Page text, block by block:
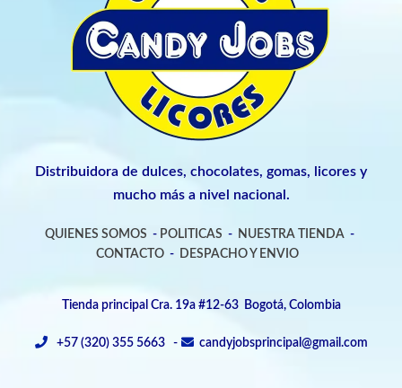
Distribuidora de dulces, chocolates, gomas, licores y
mucho más a nivel nacional.
QUIENES SOMOS - POLITICAS - NUESTRA TIENDA -
CONTACTO- DESPACHO Y ENVIO
Tienda principal Cra. 19a #12-63 Bogotá, Colombia
+57 (320) 355 5663 - candyjobsprincipal@gmail.com